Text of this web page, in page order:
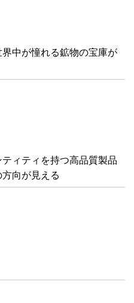
中が憧れる鉱物の宝庫が
ィティを持つ高品質製品
向が見える